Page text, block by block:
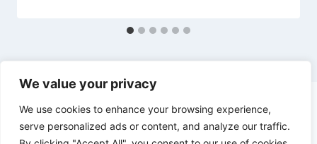
We value your privacy
We use cookies to enhance your browsing experience,
serve personalized ads or content, and analyze our traffic.